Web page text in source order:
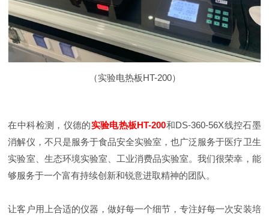
（实验电热板HT-200）
在中科检测，仪德的实验电热板HT-200和DS-360-56X线控石墨
消解仪，不只是服务于食品安全实验室，也广泛服务于医疗卫生
实验室、生态环境实验室、工业消费品实验室。我们很荣幸，能
够服务于一个富有持续创新和锐意进取精神的团队。
让客户用上合适的仪器，做好每一个细节，专注好每一次安装培